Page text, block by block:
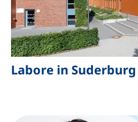
Labore in Suderburg